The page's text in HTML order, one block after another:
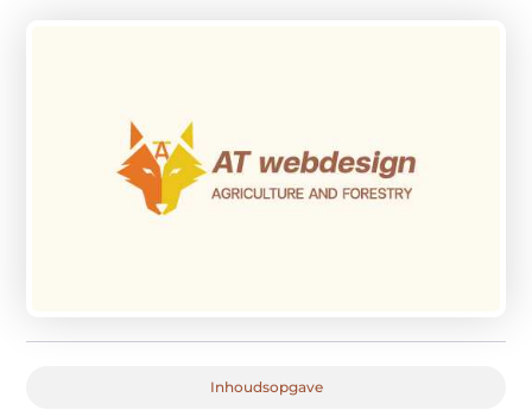
Inhoudsopgave